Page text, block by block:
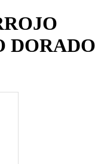
DORADO